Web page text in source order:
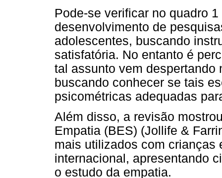
Pode-se verificar no quadro
desenvolvimento de
adolescentes, buscando
satisfatória. No entanto é
tal assunto vem despertando
buscando conhecer se tais
psicométricas adequadas
Além disso, a revisão
Empatia (BES) (Jollife &
mais utilizados com crianças
internacional, apresentando
o estudo da empatia.